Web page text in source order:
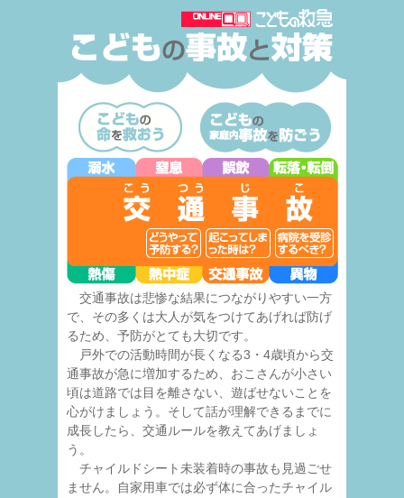
交通事故は悲惨な結果につながりやすい一方
で、その多くは大人が気をつけてあげれば防げ
るため、予防がとても大切です。
戸外での活動時間が長くなる3・4歳頃から交
通事故が急に増加するため、おこさんが小さい
頃は道路では目を離さない、遊ばせないことを
心がけましょう。そして話が理解できるまでに
成長したら、交通ルールを教えてあげましょ
う。
チャイルドシート未装着時の事故も見過ごせ
ません。自家用車では必ず体に合ったチャイル